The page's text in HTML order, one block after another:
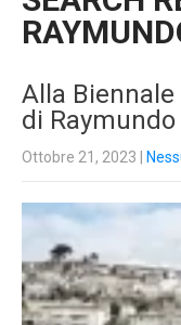
Alla
di
Ottobre 21, 2023